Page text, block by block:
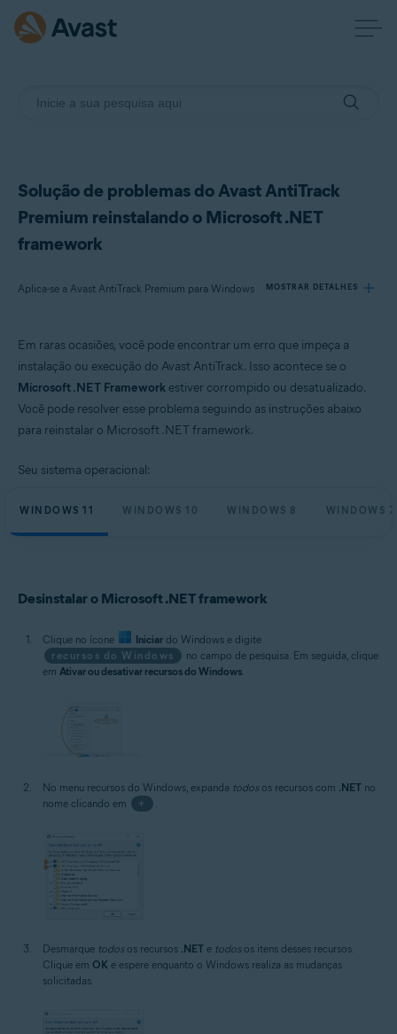
Solução de problemas do Avast AntiTrack
Premium reinstalando o Microsoft .NET
framework
Aplica-se a Avast AntiTrack Premium para Windows MOSTRAR DETALHES
Sistemas operacionais:
Microsoft Windows 8.1 / Pro / Enterprise - 32 / 64-bit
Microsoft Windows 7 Home Basic / Home Premium / Professional /
Em raras ocasiões, você pode encontrar um erro que impeça a
instalação ou execução do Avast AntiTrack. Isso acontece se o
Microsoft .NET Framework estiver corrompido ou desatualizado.
Você pode resolver esse problema seguindo as instruções abaixo
para reinstalar o Microsoft .NET framework.
Seu sistema operacional:
WINDOWS 11 WINDOWS 10 WINDOWS 8 WINDOWS 7
Desinstalar o Microsoft .NET framework
Clique no ícone Iniciar do Windows e digite
recursos do Windows
no campo de pesquisa. Em seguida, clique
em Ativar ou desativar recursos do Windows.
No menu recursos do Windows, expanda todosos recursos com .NET no
nome clicando em
+
Desmarque todosos recursos .NET e todosos itens desses recursos.
Clique em OK e espere enquanto o Windows realiza as mudanças
solicitadas.